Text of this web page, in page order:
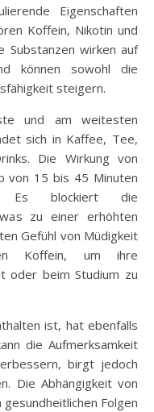
Eigenschaften
Koffein, Nikotin und
Substanzen wirken auf
können sowohl die
steigern.
und am weitesten
sich in Kaffee, Tee,
Die Wirkung von
von 15 bis 45 Minuten
Es blockiert die
zu einer erhöhten
Gefühl von Müdigkeit
Koffein, um ihre
oder beim Studium zu
ist, hat ebenfalls
die Aufmerksamkeit
birgt jedoch
Die Abhängigkeit von
Folgen